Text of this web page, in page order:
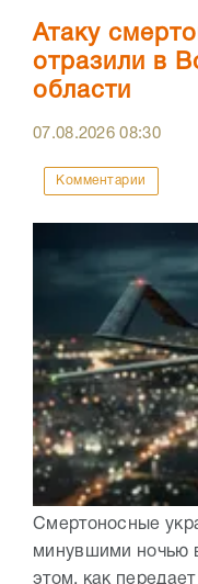
Атаку
отразили в
области
07.08.202608:30
Комментарии
Смертоносные
минувшими ночью
этом, как